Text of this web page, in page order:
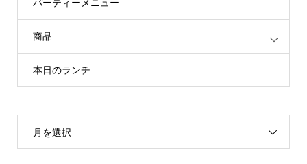
商品
本日のランチ
月を選択